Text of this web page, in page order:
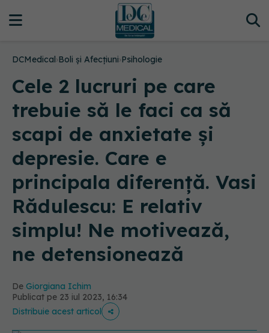
DCMedical›Boli și Afecțiuni›Psihologie
Cele 2 lucruri pe care
trebuie să le faci ca să
scapi de anxietate și
depresie. Care e
principala diferență. Vasi
Rădulescu: E relativ
simplu! Ne motivează,
ne detensionează
De Giorgiana Ichim
Publicat pe 23 iul 2023, 16:34
Distribuie acest articol